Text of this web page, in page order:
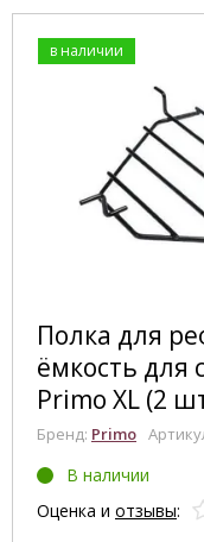
в наличии
Полка для
ёмкость для
Primo XL (2
Бренд: Primo
В наличии
Оценка и отзывы: